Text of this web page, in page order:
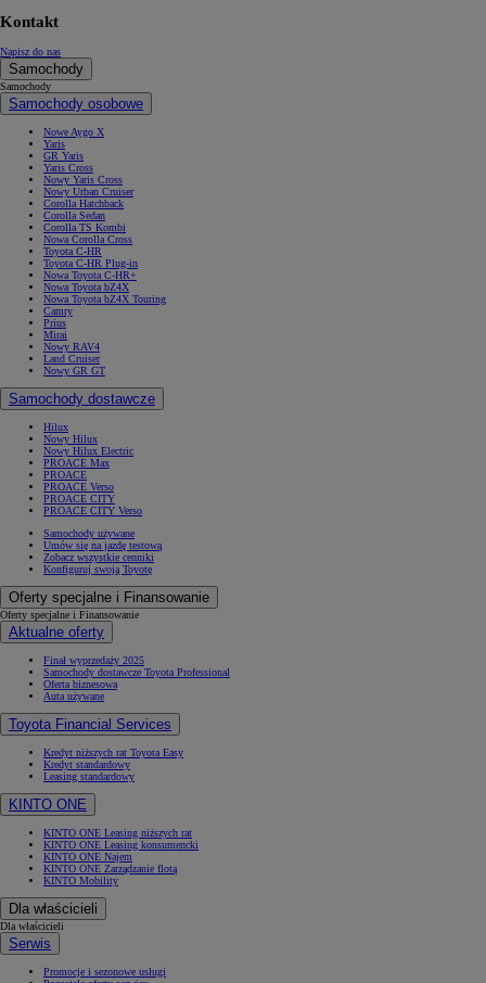
Kontakt
Napisz do nas
Samochody
Samochody
Samochody osobowe
Nowe Aygo X
Yaris
GR Yaris
Yaris Cross
Nowy Yaris Cross
Nowy Urban Cruiser
Corolla Hatchback
Corolla Sedan
Corolla TS Kombi
Nowa Corolla Cross
Toyota C-HR
Toyota C-HR Plug-in
Nowa Toyota C-HR+
Nowa Toyota bZ4X
Nowa Toyota bZ4X Touring
Camry
Prius
Mirai
Nowy RAV4
Land Cruiser
Nowy GR GT
Samochody dostawcze
Hilux
Nowy Hilux
Nowy Hilux Electric
PROACE Max
PROACE
PROACE Verso
PROACE CITY
PROACE CITY Verso
Samochody używane
Umów się na jazdę testową
Zobacz wszystkie cenniki
Konfiguruj swoją Toyotę
Oferty specjalne i Finansowanie
Oferty specjalne i Finansowanie
Aktualne oferty
Finał wyprzedaży 2025
Samochody dostawcze Toyota Professional
Oferta biznesowa
Auta używane
Toyota Financial Services
Kredyt niższych rat Toyota Easy
Kredyt standardowy
Leasing standardowy
KINTO ONE
KINTO ONE Leasing niższych rat
KINTO ONE Leasing konsumencki
KINTO ONE Najem
KINTO ONE Zarządzanie flotą
KINTO Mobility
Dla właścicieli
Dla właścicieli
Serwis
Promocje i sezonowe usługi